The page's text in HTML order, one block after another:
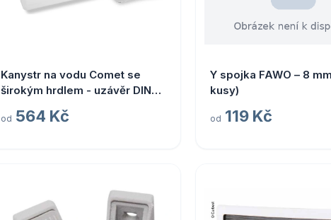
Kanystr na vodu Comet se
širokým hrdlem - uzávěr DIN
od 564 Kč
Y spojka FAWO – 8
kusy)
od 119 Kč